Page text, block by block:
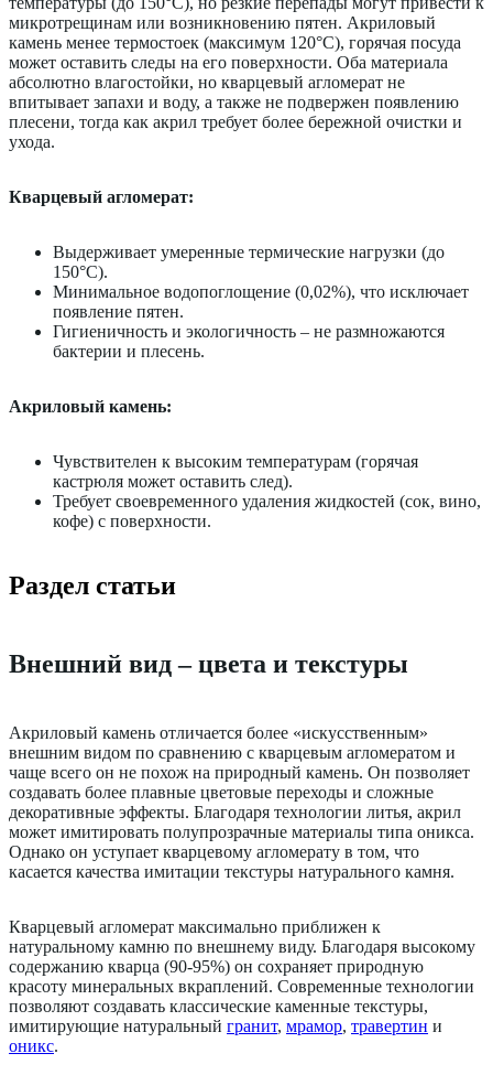
микротрещинам или возникновению пятен. Акриловый
камень менее термостоек (максимум 120°C), горячая посуда
может оставить следы на его поверхности. Оба материала
абсолютно влагостойки, но кварцевый агломерат не
впитывает запахи и воду, а также не подвержен появлению
плесени, тогда как акрил требует более бережной очистки и
ухода.
Кварцевый агломерат:
Выдерживает умеренные термические нагрузки (до
150°C).
Минимальное водопоглощение (0,02%), что исключает
появление пятен.
Гигиеничность и экологичность – не размножаются
бактерии и плесень.
Акриловый камень:
Чувствителен к высоким температурам (горячая
кастрюля может оставить след).
Требует своевременного удаления жидкостей (сок, вино,
кофе) с поверхности.
Раздел статьи
Внешний вид – цвета и текстуры
Акриловый камень отличается более «искусственным»
внешним видом по сравнению с кварцевым агломератом и
чаще всего он не похож на природный камень. Он позволяет
создавать более плавные цветовые переходы и сложные
декоративные эффекты. Благодаря технологии литья, акрил
может имитировать полупрозрачные материалы типа оникса.
Однако он уступает кварцевому агломерату в том, что
касается качества имитации текстуры натурального камня.
Кварцевый агломерат максимально приближен к
натуральному камню по внешнему виду. Благодаря высокому
содержанию кварца (90-95%) он сохраняет природную
красоту минеральных вкраплений. Современные технологии
позволяют создавать классические каменные текстуры,
имитирующие натуральный гранит, мрамор, травертин и
оникс.